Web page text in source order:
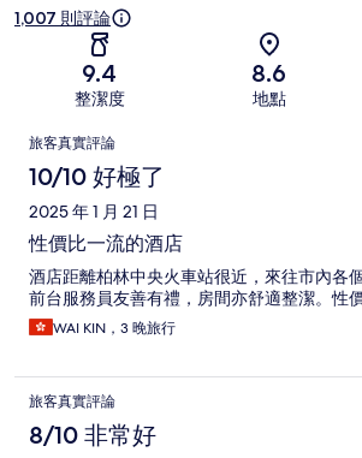
1,007 則評論
9.4
整潔度
8.6
地點
評
論
旅客真實評論
10/10 好極了
2025 年 1 月 21 日
性價比一流的酒店
酒店距離柏林中央火車站很近，來往市內各
前台服務員友善有禮，房間亦舒適整潔。性
WAI KIN，3 晚旅行
旅客真實評論
8/10 非常好